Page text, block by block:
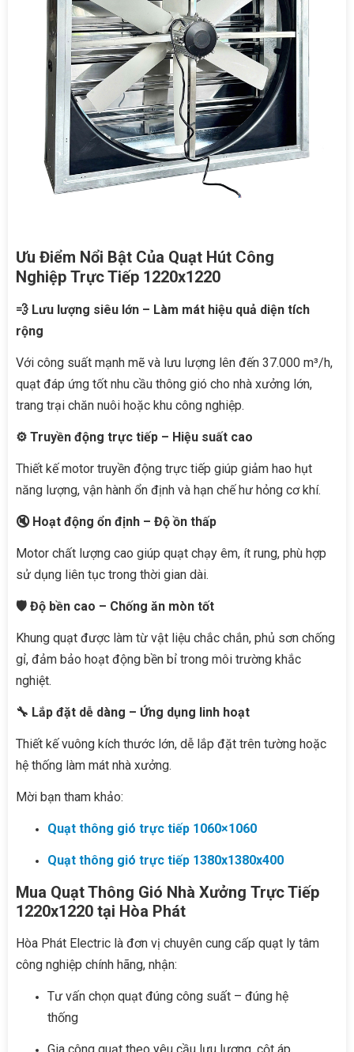
Ưu Điểm Nổi Bật Của Quạt Hút Công
Nghiệp Trực Tiếp 1220x1220
💨 Lưu lượng siêu lớn – Làm mát hiệu quả diện tích
rộng
Với công suất mạnh mẽ và lưu lượng lên đến 37.000 m³/h,
quạt đáp ứng tốt nhu cầu thông gió cho nhà xưởng lớn,
trang trại chăn nuôi hoặc khu công nghiệp.
⚙️ Truyền động trực tiếp – Hiệu suất cao
Thiết kế motor truyền động trực tiếp giúp giảm hao hụt
năng lượng, vận hành ổn định và hạn chế hư hỏng cơ khí.
🔇 Hoạt động ổn định – Độ ồn thấp
Motor chất lượng cao giúp quạt chạy êm, ít rung, phù hợp
sử dụng liên tục trong thời gian dài.
🛡️ Độ bền cao – Chống ăn mòn tốt
Khung quạt được làm từ vật liệu chắc chắn, phủ sơn chống
gỉ, đảm bảo hoạt động bền bỉ trong môi trường khắc
nghiệt.
🔧 Lắp đặt dễ dàng – Ứng dụng linh hoạt
Thiết kế vuông kích thước lớn, dễ lắp đặt trên tường hoặc
hệ thống làm mát nhà xưởng.
Mời bạn tham khảo:
Quạt thông gió trực tiếp 1060×1060
Quạt thông gió trực tiếp 1380x1380x400
Mua Quạt Thông Gió Nhà Xưởng Trực Tiếp
1220x1220 tại Hòa Phát
Hòa Phát Electric là đơn vị chuyên cung cấp quạt ly tâm
công nghiệp chính hãng, nhận:
Tư vấn chọn quạt đúng công suất – đúng hệ
thống